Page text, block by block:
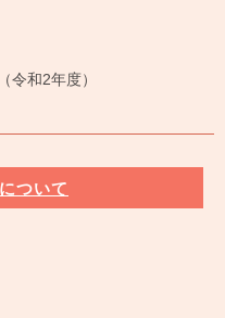
令和2年度）
ついて